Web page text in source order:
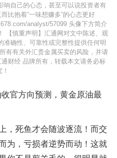
响自己的心态，甚至可以说投资者有
比抱着“一味想赚多”的心态更好
analyst/57099 头像下方简介
【慎重声明】汇通网对文中陈述、观
准确性、可靠性或完整性提供任何明
有有关外汇贵金属买卖的风险，并请
财经 品牌所有，转载本文请务必标
官方向预测，黄金原油最
，死鱼才会随波逐流！而交
为，亏损者逆势而动！这就